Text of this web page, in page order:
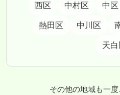
西区 中村区 中区
熱田区 中川区
天白
その他の地域も一度